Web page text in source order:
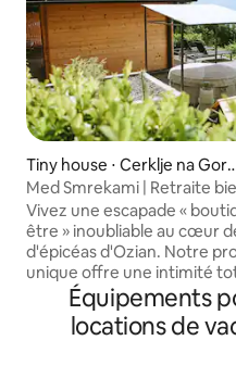
Tiny house ⋅ Cerklje na Gore
njskem
Med Smrekami | Retraite
spa de charme
Vivez une escapade «
être » inoubliable au cœur
d'épicéas d'Ozian. Notre
unique offre une intimité
deux espaces distincts : un
bois romantique avec vue
un fauteuil de massage
Équipements
locations de